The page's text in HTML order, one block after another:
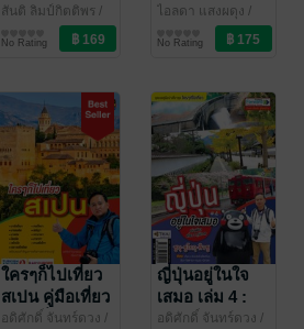
สันติ ลิมป์กิตติพร /
สำนักพิมพ์ฟอร์เวิร์ด
No Rating
เรีย
ไอลดา แสงผดุง /
สำนักพิมพ์ฟอร์เวิร์ด
No Rating
ใครๆก็ไปเที่ยว
สเปน คู่มือเที่ยว
สเปนทั่วประเทศ
อดิศักดิ์ จันทร์ดวง /
ญี่ปุ่นอยู่ในใจ
เสมอ เล่ม 4 :
ชูบุ ชูโกกุ คิวชู
อดิศักดิ์ จันทร์ดวง /